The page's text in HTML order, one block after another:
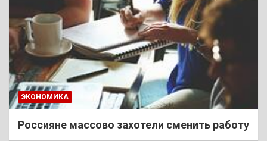
ЭКОНОМИКА
Россияне массово захотели сменить работу